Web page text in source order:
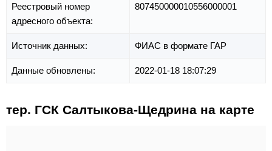
Реестровый номер
адресного объекта:
807450000010556000001
Источник данных: ФИАС в формате ГАР
Данные обновлены: 2022-01-18 18:07:29
тер. ГСК Салтыкова-Щедрина на карте